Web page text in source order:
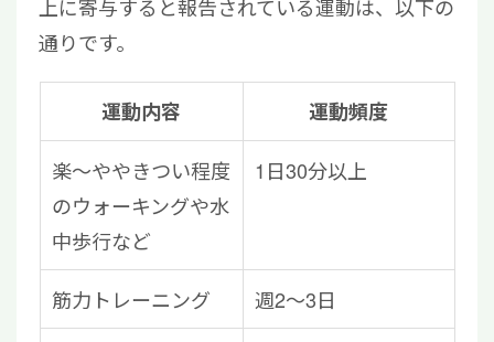
上に寄与すると報告されている運動は、以下の
通りです。
運動内容 運動頻度
楽〜ややきつい程度
のウォーキングや水
中歩行など
1日30分以上
筋力トレーニング 週2〜3日